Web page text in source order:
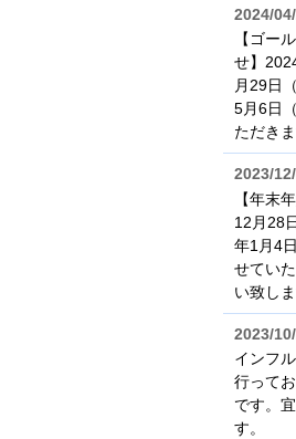
2024/
【ゴー
せ】
月29日
5月6日
ただきま
2023/
【年末
12月28
年1月4
せてい
い致しま
2023/
インフ
行って
です。
す。